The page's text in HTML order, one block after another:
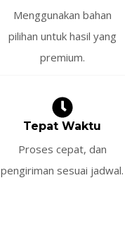
Menggunakan bahan
pilihan untuk hasil yang
premium.
Tepat Waktu
Proses cepat, dan
pengiriman sesuai jadwal.